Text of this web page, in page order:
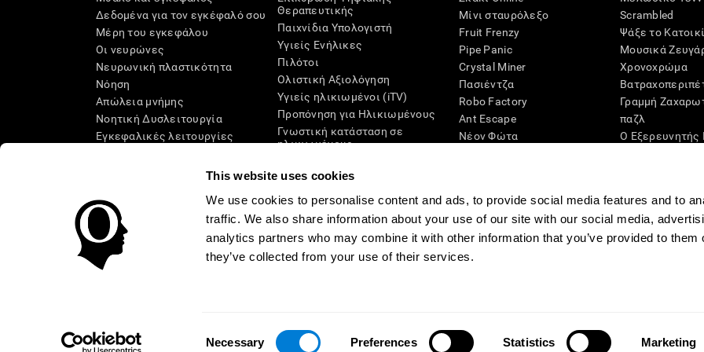
This website uses cookies
We use cookies to personalise content and ads, to provide social media features and to
traffic. We also share information about your use of our site with our social media,
analytics partners who may combine it with other information that you’ve provided to them
they’ve collected from your use of their services.
Necessary Preferences Statistics Marketing
Δεδομένα για τον εγκέφαλό σου
Μέρη του εγκεφάλου
Οι νευρώνες
Νευρωνική πλαστικότητα
Νόηση
Απώλεια μνήμης
Νοητική Δυσλειτουργία
Εγκεφαλικές λειτουργίες
Θεραπευτικής
Παιχνίδια Υπολογιστή
Υγιείς Ενήλικες
Πιλότοι
Ολιστική Αξιολόγηση
Υγιείς ηλικιωμένοι (iTV)
Προπόνηση για Ηλικιωμένους
Γνωστική κατάσταση σε
ηλικιωμένους
Ταξινόμηση SG4D
Μίνι σταυρόλεξο
Fruit Frenzy
Pipe Panic
Crystal Miner
Πασιέντζα
Robo Factory
Ant Escape
Νέον Φώτα
Space Rescue
Χάος Μαθηματικών
Μαρμάρινος Αγώνας
Scrambled
Ψάξε το
Μουσικά
Χρονοχρώμα
Γραμμή
παζλ
Ο Εξερευνητής
Διαδικτυακά
τη μνήμη
Παιχνίδια
ΕΛΛΑΔΑ